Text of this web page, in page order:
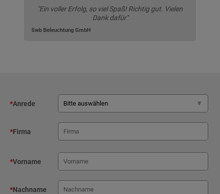
"Ein voller Erfolg, so viel Spaß! Richtig gut. Vielen
Dank dafür"
Swb Beleuchtung GmbH
*Anrede
*Firma
*Vorname
*Nachname